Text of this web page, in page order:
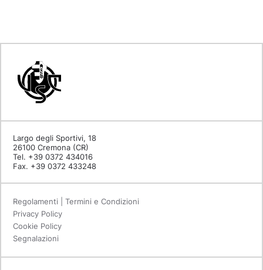
Largo degli Sportivi, 18
26100 Cremona (CR)
Tel. +39 0372 434016
Fax. +39 0372 433248
Regolamenti | Termini e Condizioni
Privacy Policy
Cookie Policy
Segnalazioni